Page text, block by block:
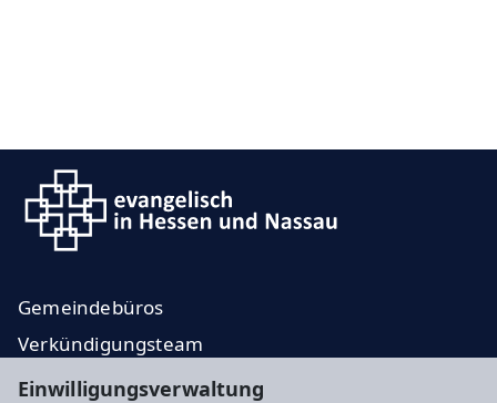
Einwilligungsverwaltung
Gemeindebüros
Verkündigungsteam
EKHN